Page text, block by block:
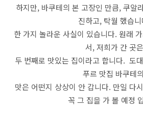
하지만, 바쿠테의 본 고장인 만큼, 쿠알
진하고, 탁월 했습니
한 가지 놀라운 사실이 있습니다. 원래
서, 저희가 간 곳은
두 번째로 맛있는 집이라고 합니다. 도
푸르 맛집 바쿠테의
맛은 어떤지 상상이 안 갑니다. 만일 다
꼭 그 집을 가 볼 예정